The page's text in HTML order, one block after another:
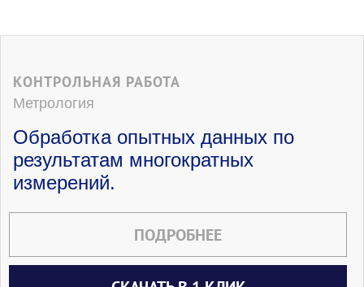
КОНТРОЛЬНАЯ РАБОТА
Метрология
Обработка опытных данных по
результатам многократных
измерений.
ПОДРОБНЕЕ